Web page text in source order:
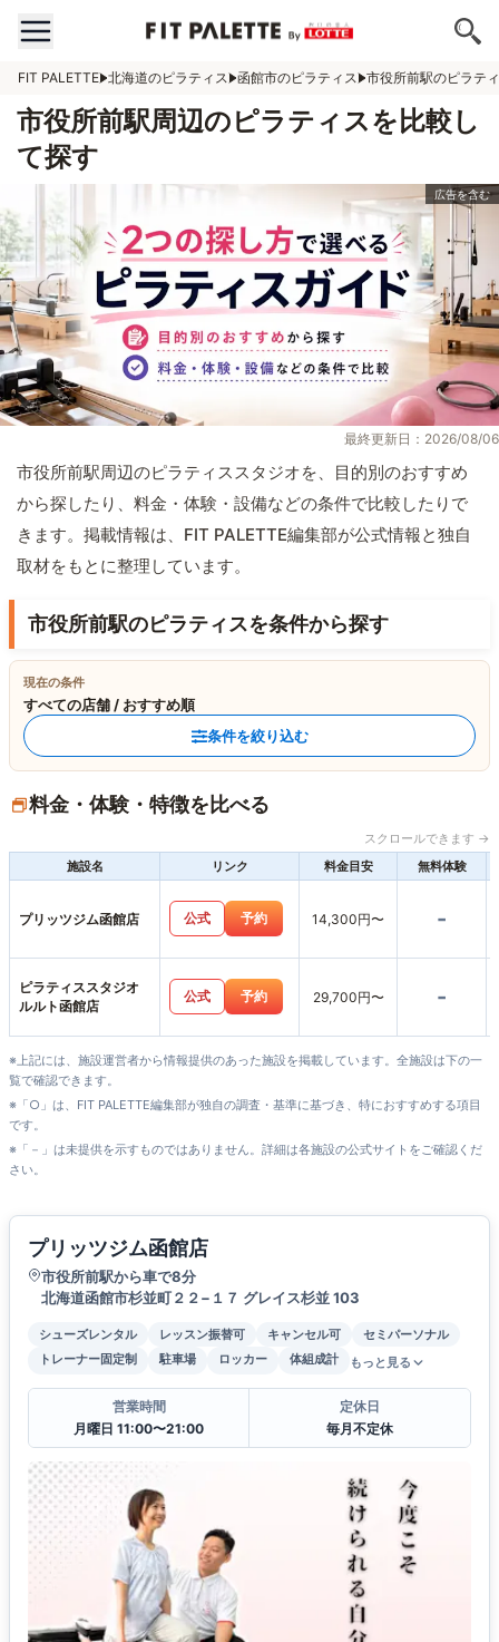
FIT PALETTE 北海道のピラティス 函館市のピラティス 市役所前駅のピラテ
市役所前駅周辺のピラティスを比較し
て探す
最終更新日：2026/08/06
市役所前駅周辺のピラティススタジオを、目的別のおすすめ
から探したり、料金・体験・設備などの条件で比較したりで
きます。掲載情報は、FIT PALETTE編集部が公式情報と独自
取材をもとに整理しています。
市役所前駅のピラティスを条件から探す
現在の条件
すべての店舗 / おすすめ順
条件を絞り込む
料金・体験・特徴を比べる
スクロールできます →
施設名
リンク 料金目安 無料体験
プリッツジム函館店 公式 予約 14,300円〜 -
ピラティススタジオ
ルルト函館店
公式 予約 29,700円〜 -
※上記には、施設運営者から情報提供のあった施設を掲載しています。全施設は下の一
覧で確認できます。
※「○」は、FIT PALETTE編集部が独自の調査・基準に基づき、特におすすめする項目
です。
※「－」は未提供を示すものではありません。詳細は各施設の公式サイトをご確認くだ
さい。
プリッツジム函館店
市役所前駅から車で8分
北海道函館市杉並町２２−１７ グレイス杉並 103
シューズレンタル レッスン振替可 キャンセル可
セミパーソナル
トレーナー固定制
駐車場 ロッカー 体組成計 もっと見る
営業時間
月曜日 11:00〜21:00
定休日
毎月不定休